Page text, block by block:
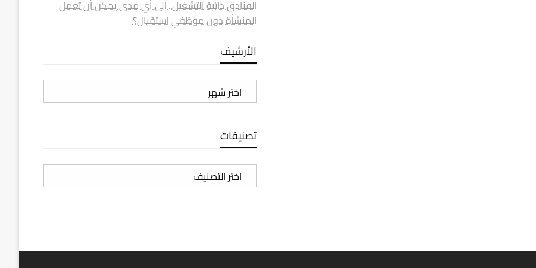
الفنادق ذاتية التشغيل.. إلى أي مدى يمكن أن تعمل
المنشأة دون موظفي استقبال؟
الأرشيف
الأرشيف
تصنيفات
تصنيفات